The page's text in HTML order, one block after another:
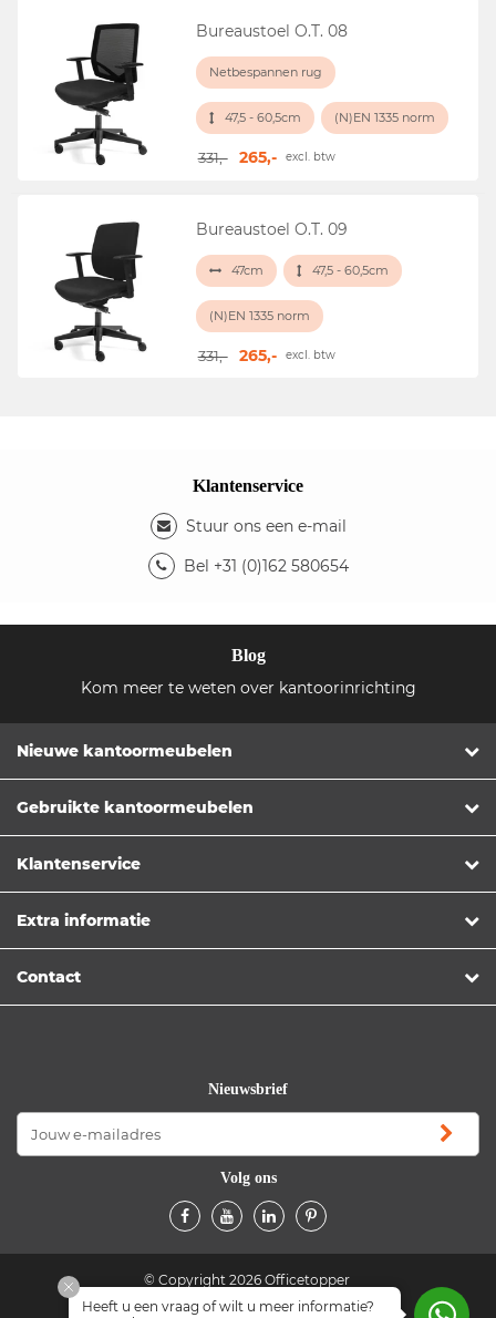
Bureaustoel O.T. 08
Netbespannen rug
47,5 - 60,5cm (N)EN 1335 norm
331,- 265,- excl. btw
Bureaustoel O.T. 09
47cm 47,5 - 60,5cm
(N)EN 1335 norm
331,- 265,- excl. btw
Klantenservice
Stuur ons een e-mail
Bel +31 (0)162 580654
Blog
Kom meer te weten over kantoorinrichting
Nieuwe kantoormeubelen
Gebruikte kantoormeubelen
Klantenservice
Extra informatie
Contact
Nieuwsbrief
Volg ons
© Copyright 2026 Officetopper
Algemene voorwaarden Privacyverklaring
Heeft u een vraag of wilt u meer informatie?